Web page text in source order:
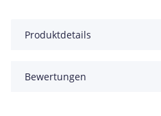
Produktdetails
Bewertungen